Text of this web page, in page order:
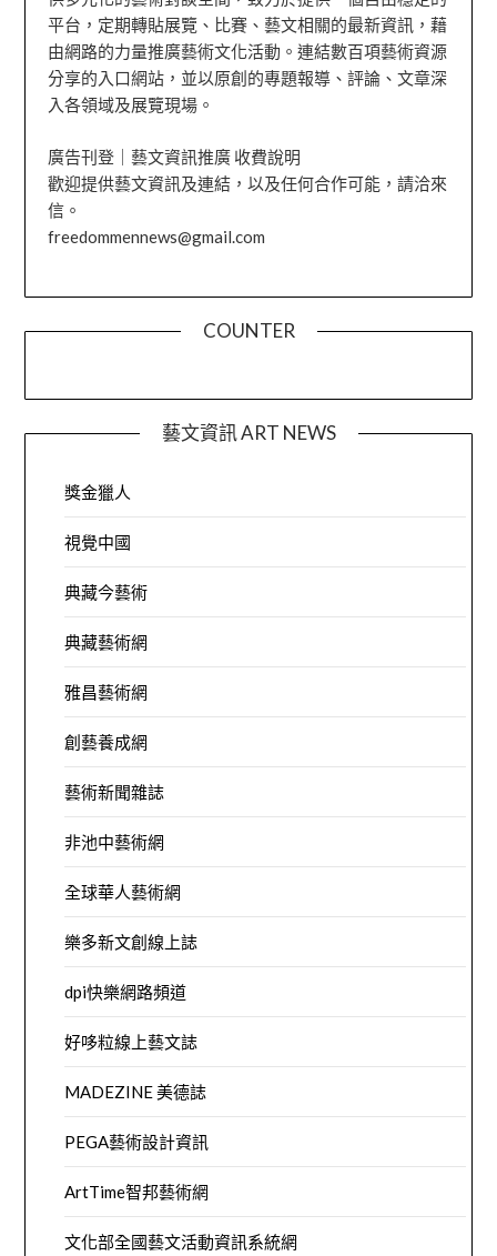
平台，定期轉貼展覽、比賽、藝文相關的最新資訊，藉
由網路的力量推廣藝術文化活動。連結數百項藝術資源
分享的入口網站，並以原創的專題報導、評論、文章深
入各領域及展覽現場。
廣告刊登｜藝文資訊推廣 收費說明
歡迎提供藝文資訊及連結，以及任何合作可能，請洽來
信。
freedommennews@gmail.com
COUNTER
藝文資訊 ART NEWS
獎金獵人
視覺中國
典藏今藝術
典藏藝術網
雅昌藝術網
創藝養成網
藝術新聞雜誌
非池中藝術網
全球華人藝術網
樂多新文創線上誌
dpi快樂網路頻道
好哆粒線上藝文誌
MADEZINE 美德誌
PEGA藝術設計資訊
ArtTime智邦藝術網
文化部全國藝文活動資訊系統網